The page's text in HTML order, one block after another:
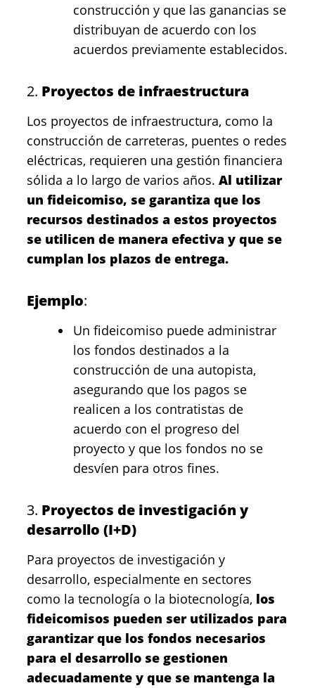
construcción y que las ganancias se
distribuyan de acuerdo con los
acuerdos previamente establecidos.
2. Proyectos de infraestructura
Los proyectos de infraestructura, como la
construcción de carreteras, puentes o redes
eléctricas, requieren una gestión financiera
sólida a lo largo de varios años. Al utilizar
un fideicomiso, se garantiza que los
recursos destinados a estos proyectos
se utilicen de manera efectiva y que se
cumplan los plazos de entrega.
Ejemplo:
Un fideicomiso puede administrar
los fondos destinados a la
construcción de una autopista,
asegurando que los pagos se
realicen a los contratistas de
acuerdo con el progreso del
proyecto y que los fondos no se
desvíen para otros fines.
3. Proyectos de investigación y
desarrollo (I+D)
Para proyectos de investigación y
desarrollo, especialmente en sectores
como la tecnología o la biotecnología, los
fideicomisos pueden ser utilizados para
garantizar que los fondos necesarios
para el desarrollo se gestionen
adecuadamente y que se mantenga la